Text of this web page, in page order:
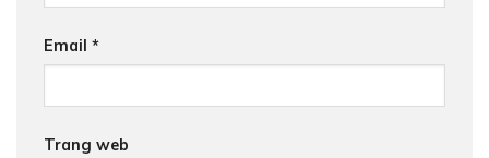
Email *
Trang web